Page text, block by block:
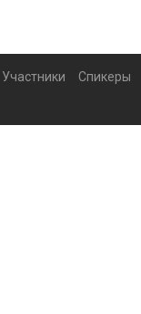
Участники Спикеры